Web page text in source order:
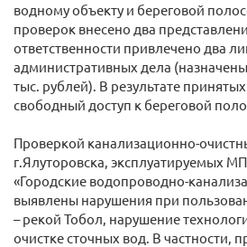
водному объекту и береговой
проверок внесено два
ответственности привлечено два
административных дела
тыс. рублей). В результате
свободный доступ к береговой
Проверкой канализационно-
г.Ялуторовска, эксплуатируемых
«Городские водопроводно-
выявлены нарушения при
– рекой Тобол, нарушение
очистке сточных вод. В частности,